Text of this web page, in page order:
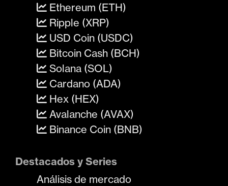
Ethereum (ETH)
Ripple (XRP)
USD Coin (USDC)
Bitcoin Cash (BCH)
Solana (SOL)
Cardano (ADA)
Hex (HEX)
Avalanche (AVAX)
Binance Coin (BNB)
Destacados y Series
Análisis de mercado